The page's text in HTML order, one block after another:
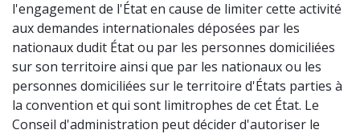
l'engagement de l'État en cause de limiter cette activité
aux demandes internationales déposées par les
nationaux dudit État ou par les personnes domiciliées
sur son territoire ainsi que par les nationaux ou les
personnes domiciliées sur le territoire d'États parties à
la convention et qui sont limitrophes de cet État. Le
Conseil d'administration peut décider d'autoriser le